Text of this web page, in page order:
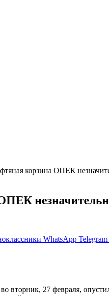
корзина ОПЕК
WhatsApp Telegram
27 февраля,